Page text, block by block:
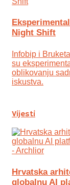
Night Shift
Infobip i
su
oblikovanju
iskustva.
Vijesti
Hrvatska
globalnu AI